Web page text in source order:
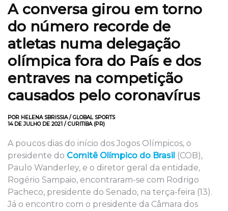
A conversa girou em torno
do número recorde de
atletas numa delegação
olímpica fora do País e dos
entraves na competição
causados pelo coronavírus
POR HELENA SBRISSIA / GLOBAL SPORTS
14 DE JULHO DE 2021 / CURITIBA (PR)
A poucos dias do início dos Jogos Olímpicos, o
presidente do Comitê Olímpico do Brasil (COB),
Paulo Wanderley, e o diretor geral da entidade,
Rogério Sampaio, encontraram-se com Rodrigo
Pacheco, presidente do Senado, na terça-feira (13).
Já o encontro com o presidente da Câmara dos